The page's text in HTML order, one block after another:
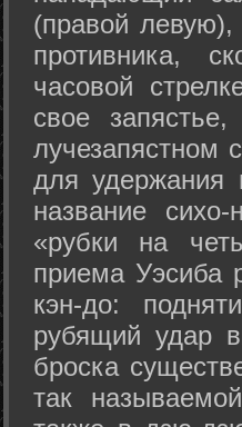
(правой
противника,
часовой
свое
лучезапястном
для удержания
название
«рубки на
приема Уэсиба
кэн-до:
рубящий удар
броска
так